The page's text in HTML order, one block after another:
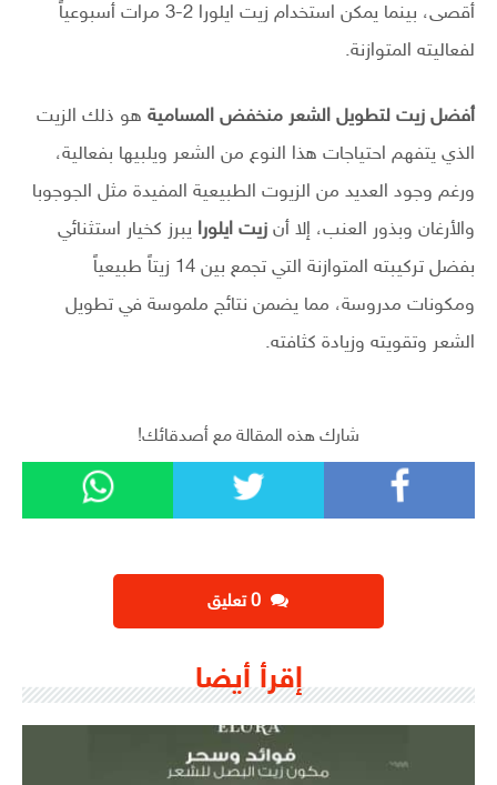
أقصى، بينما يمكن استخدام زيت ايلورا 2-3 مرات أسبوعياً
لفعاليته المتوازنة.
أفضل زيت لتطويل الشعر منخفض المسامية هو ذلك الزيت
الذي يتفهم احتياجات هذا النوع من الشعر ويلبيها بفعالية،
ورغم وجود العديد من الزيوت الطبيعية المفيدة مثل الجوجوبا
والأرغان وبذور العنب، إلا أن زيت ايلورا يبرز كخيار استثنائي
بفضل تركيبته المتوازنة التي تجمع بين 14 زيتاً طبيعياً
ومكونات مدروسة، مما يضمن نتائج ملموسة في تطويل
الشعر وتقويته وزيادة كثافته.
شارك هذه المقالة مع أصدقائك!
إقرأ أيضا